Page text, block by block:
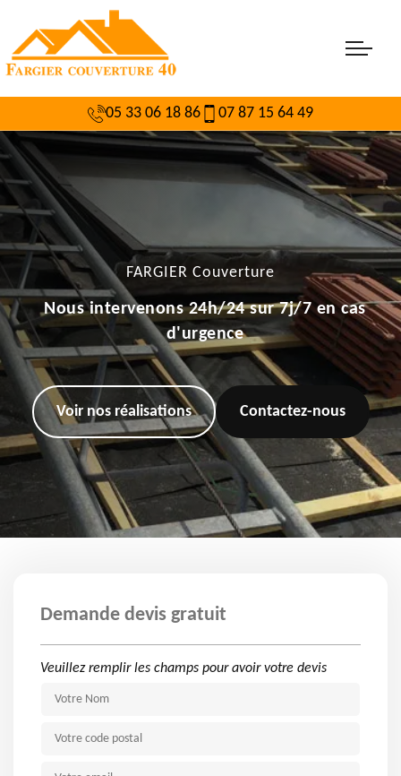
05 33 06 18 86 07 87 15 64 49
FARGIER Couverture
Nous intervenons 24h/24 sur 7j/7 en cas
d'urgence
Voir nos réalisations Contactez-nous
Demande devis gratuit
Veuillez remplir les champs pour avoir votre devis